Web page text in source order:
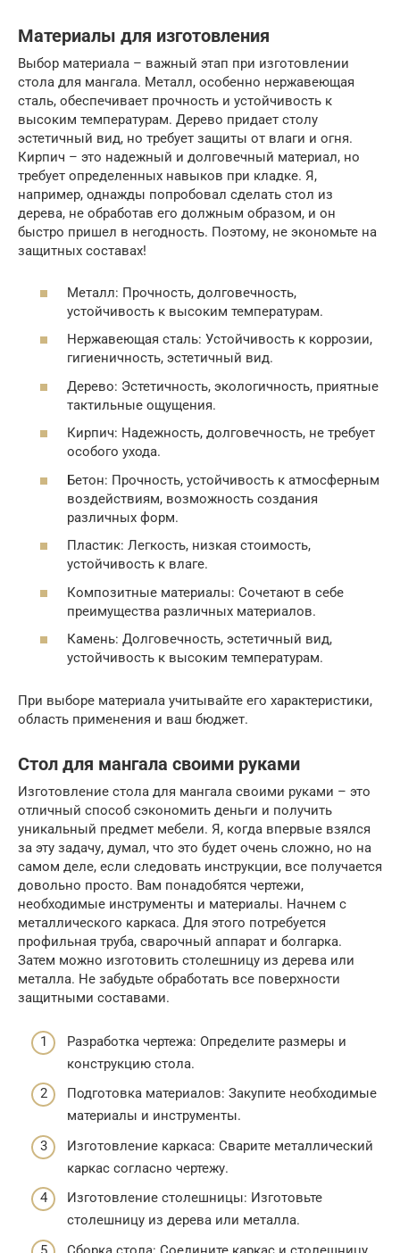
Материалы для изготовления
Выбор материала – важный этап при изготовлении
стола для мангала. Металл, особенно нержавеющая
сталь, обеспечивает прочность и устойчивость к
высоким температурам. Дерево придает столу
эстетичный вид, но требует защиты от влаги и огня.
Кирпич – это надежный и долговечный материал, но
требует определенных навыков при кладке. Я,
например, однажды попробовал сделать стол из
дерева, не обработав его должным образом, и он
быстро пришел в негодность. Поэтому, не экономьте на
защитных составах!
Металл: Прочность, долговечность,
устойчивость к высоким температурам.
Нержавеющая сталь: Устойчивость к коррозии,
гигиеничность, эстетичный вид.
Дерево: Эстетичность, экологичность, приятные
тактильные ощущения.
Кирпич: Надежность, долговечность, не требует
особого ухода.
Бетон: Прочность, устойчивость к атмосферным
воздействиям, возможность создания
различных форм.
Пластик: Легкость, низкая стоимость,
устойчивость к влаге.
Композитные материалы: Сочетают в себе
преимущества различных материалов.
Камень: Долговечность, эстетичный вид,
устойчивость к высоким температурам.
При выборе материала учитывайте его характеристики,
область применения и ваш бюджет.
Стол для мангала своими руками
Изготовление стола для мангала своими руками – это
отличный способ сэкономить деньги и получить
уникальный предмет мебели. Я, когда впервые взялся
за эту задачу, думал, что это будет очень сложно, но на
самом деле, если следовать инструкции, все получается
довольно просто. Вам понадобятся чертежи,
необходимые инструменты и материалы. Начнем с
металлического каркаса. Для этого потребуется
профильная труба, сварочный аппарат и болгарка.
Затем можно изготовить столешницу из дерева или
металла. Не забудьте обработать все поверхности
защитными составами.
Разработка чертежа: Определите размеры и
конструкцию стола.
Подготовка материалов: Закупите необходимые
материалы и инструменты.
Изготовление каркаса: Сварите металлический
каркас согласно чертежу.
Изготовление столешницы: Изготовьте
столешницу из дерева или металла.